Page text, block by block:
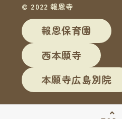
© 2022 報恩寺
報恩保育園
西本願寺
本願寺広島別院